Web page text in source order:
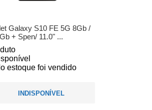
Galaxy S10 FE 5G 8Gb /
+ Spen/ 11.0" ...
estoque foi vendido
INDISPONÍVEL